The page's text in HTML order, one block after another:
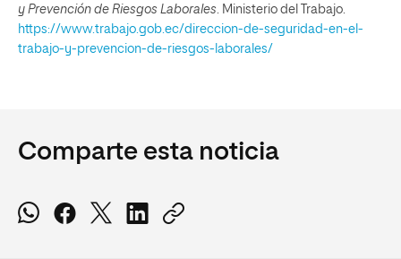
y Prevención de Riesgos Laborales. Ministerio del Trabajo.
https://www.trabajo.gob.ec/direccion-de-seguridad-en-el-
trabajo-y-prevencion-de-riesgos-laborales/
Comparte esta noticia